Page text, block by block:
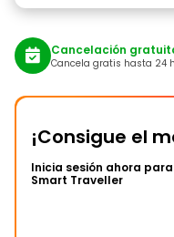
Cancelación
Cancela gratis hasta 24
¡Consigue el
Inicia sesión ahora
Smart Traveller